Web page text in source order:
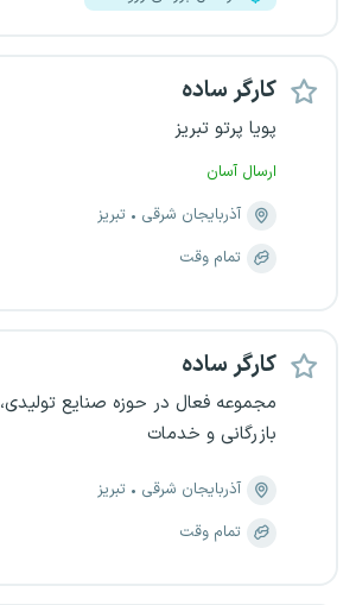
کارگر ساده
پویا پرتو تبریز
ارسال آسان
آذربایجان شرقی
تبریز
تمام وقت
کارگر ساده
مجموعه فعال در حوزه صنایع تولیدی،
بازرگانی و خدمات
آذربایجان شرقی
تبریز
تمام وقت